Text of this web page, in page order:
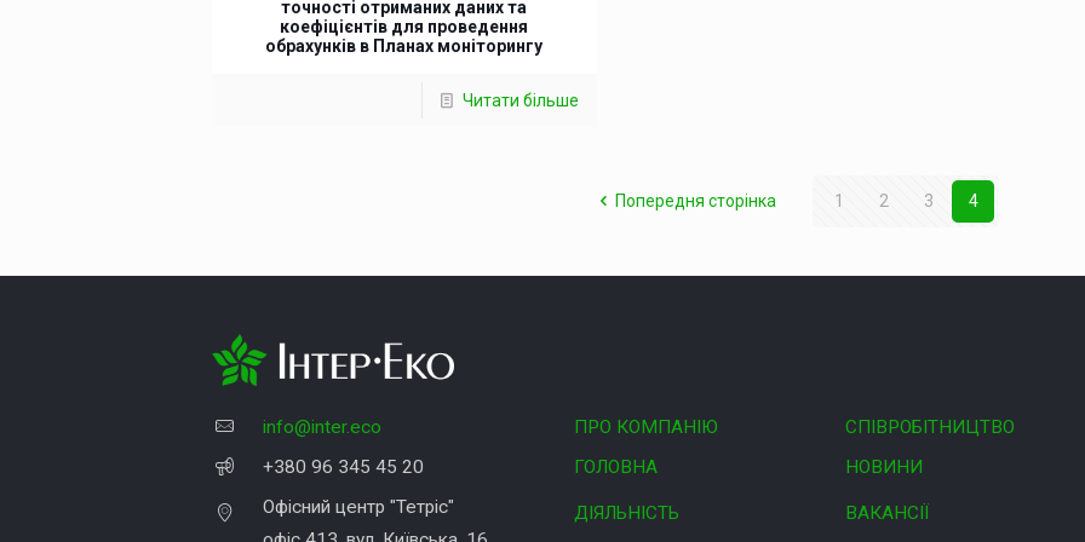
точності отриманих даних та
коефіцієнтів для проведення
обрахунків в Планах моніторингу
Читати більше
Попередня сторінка 1 2 3 4
info@inter.eco ПРО КОМПАНІЮ СПІВРОБІТНИЦТВО
+380 96 345 45 20
ГОЛОВНА НОВИНИ
Офісний центр "Тетріс"
ДІЯЛЬНІСТЬ ВАКАНСІЇ